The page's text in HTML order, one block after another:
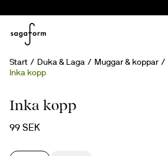
Start Duka & Laga Muggar & koppar
Inka kopp
Inka kopp
99 SEK